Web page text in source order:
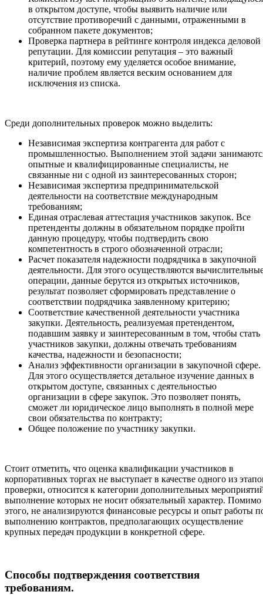
в открытом доступе, чтобы выявить наличие или
отсутствие противоречий с данными, отраженными в
собранном пакете документов;
Проверка партнера в рейтинге контроля индекса деловой
репутации. Для комиссии репутация – это важный
критерий, поэтому ему уделяется особое внимание,
наличие проблем является веским основанием для
исключения из списка.
Среди дополнительных проверок можно выделить:
Независимая экспертиза контрагента для работ с
промышленностью. Выполнением этой задачи
опытные и квалифицированные специалисты, не
связанные ни с одной из заинтересованных сторон;
Независимая экспертиза предпринимательской
деятельности на соответствие международным
требованиям;
Единая отраслевая аттестация участников закупок. Все
претенденты должны в обязательном порядке пройти
данную процедуру, чтобы подтвердить свою
компетентность в строго обозначенной отрасли;
Расчет показателя надежности подрядчика в закупочной
деятельности. Для этого осуществляются
операции, данные берутся из открытых источников,
результат позволяет сформировать представление о
соответствии подрядчика заявленному критерию;
Соответствие качественной деятельности участника
закупки. Деятельность, реализуемая претендентом,
подавшим заявку и заинтересованным в том, чтобы стать
участников закупки, должны отвечать требованиям
качества, надежности и безопасности;
Анализ эффективности организации в закупочной сфере.
Для этого осуществляется детальное изучение данных в
открытом доступе, связанных с деятельностью
организации в сфере закупок. Это позволяет понять,
сможет ли юридическое лицо выполнять в полной мере
свои обязательства по контракту;
Общее положение по участнику закупки.
Стоит отметить, что оценка квалификации участников в
корпоративных торгах не выступает в качестве одного из
проверки, относится к категории дополнительных
выполнение которых не носит обязательный характер. Помимо
этого, не анализируются финансовые ресурсы и опыт работы
выполнению контрактов, предполагающих осуществление
крупных передач продукции в конкретной сфере.
Способы подтверждения соответствия
требованиям.